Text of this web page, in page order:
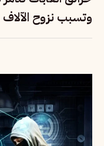
وتسبب نزوح الآلاف